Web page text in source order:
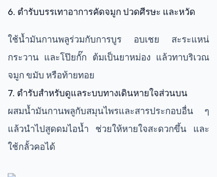
6. ตำรับบรรเทาอาการคัดจมูก ปวดศีรษะ และหวัด
ใช้น้ำมันกานพลูร่วมกับการบูร อบเชย สะระแหน่
กระวาน และโป๊ยกั๊ก ต้มเป็นยาหม่อง แล้วทาบริเวณ
จมูก ขมับ หรือท้ายทอย
7. ตำรับสำหรับดูแลระบบทางเดินหายใจส่วนบน
ผสมน้ำมันกานพลูกับสมุนไพรและสารประกอบอื่น ๆ
แล้วนำไปสูดดมไอน้ำ ช่วยให้หายใจสะดวกขึ้น และ
ใช้กลั้วคอได้